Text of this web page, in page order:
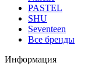
PASTEL
SHU
Seventeen
Все бренды
Информация